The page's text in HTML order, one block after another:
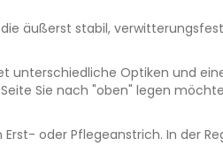
äußerst stabil,
unterschiedliche Optiken und
Sie nach "oben" legen
oder Pflegeanstrich. In der